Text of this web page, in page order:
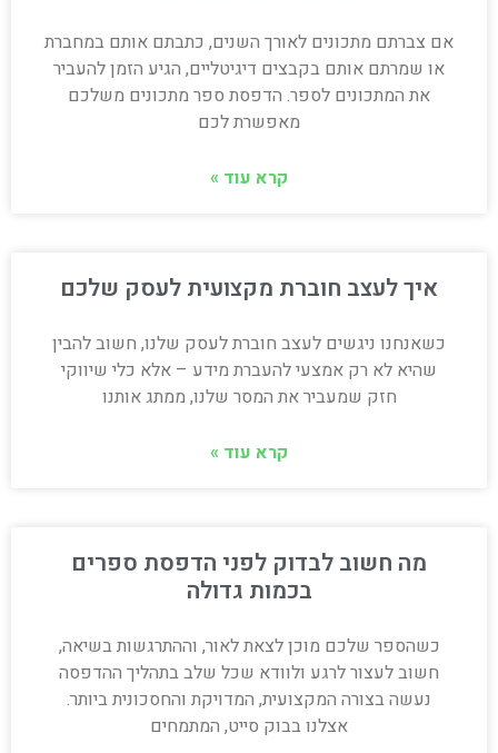
אם צברתם מתכונים לאורך השנים, כתבתם אותם במחברת
או שמרתם אותם בקבצים דיגיטליים, הגיע הזמן להעביר
את המתכונים לספר. הדפסת ספר מתכונים משלכם
מאפשרת לכם
קרא עוד »
איך לעצב חוברת מקצועית לעסק שלכם
כשאנחנו ניגשים לעצב חוברת לעסק שלנו, חשוב להבין
שהיא לא רק אמצעי להעברת מידע – אלא כלי שיווקי
חזק שמעביר את המסר שלנו, ממתג אותנו
קרא עוד »
מה חשוב לבדוק לפני הדפסת ספרים
בכמות גדולה
כשהספר שלכם מוכן לצאת לאור, וההתרגשות בשיאה,
חשוב לעצור לרגע ולוודא שכל שלב בתהליך ההדפסה
נעשה בצורה המקצועית, המדויקת והחסכונית ביותר.
אצלנו בבוק סייט, המתמחים